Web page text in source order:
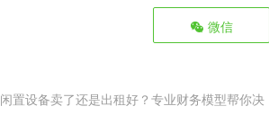
微信
闲置设备卖了还是出租好？专业财务模型帮你决